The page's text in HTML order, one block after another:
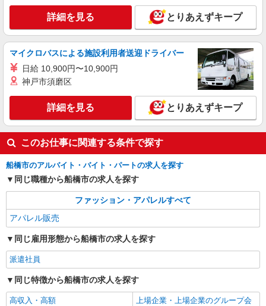
キープ 詳細を見る
契約社員
Levi's(R) STORE
［契約社員・アルバイト・パート］月給
214,000円以上 ★交通費支給 ★社割あり ☆経験者
優遇☆ ◆残業手当(時給25%〜増)
千葉県船橋市浜町2-1-1 ららぽーとTOKYO-
BAY
アルバイト パート
販売スタッフ
［アルバイト・パート］時給1,140円〜 ※経
験・能力により優遇します。
千葉県船橋市浜町2-1-1 ららぽーとTOKYO-
キープ
詳細を見る とりあえずキープ
マイクロバスによる施設利用者送迎ドライバー
日給 10,900円〜10,900円
神戸市須磨区
詳細を見る とりあえずキープ
このお仕事に関連する条件で探す
船橋市のアルバイト・バイト・パートの求人を探す
同じ職種から船橋市の求人を探す
ファッション・アパレルすべて
アパレル販売
同じ雇用形態から船橋市の求人を探す
派遣社員
同じ特徴から船橋市の求人を探す
高収入・高額
上場企業・上場企業のグループ会